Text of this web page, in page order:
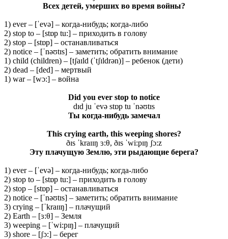
Всех детей, умерших во время войны?
1) ever – [ˈevə] – когда-нибудь; когда-либо
2) stop to – [stɒp tu:] – приходить в голову
2) stop – [stɒp] – останавливаться
2) notice – [ˈnəʊtɪs] – заметить; обратить внимание
1) child (children) – [tʃaɪld (ˈtʃɪldrən)] – ребенок (дети)
2) dead – [ded] – мертвый
1) war – [wɔ:] – война
Did you ever stop to notice
dɪd ju ˈevə stɒp tu ˈnəʊtɪs
Ты когда-нибудь замечал
This crying earth, this weeping shores?
ðɪs ˈkraɪɪŋ ɜ:θ, ðɪs ˈwi:pɪŋ ʃɔ:z
Эту плачущую Землю, эти рыдающие берега?
1) ever – [ˈevə] – когда-нибудь; когда-либо
2) stop to – [stɒp tu:] – приходить в голову
2) stop – [stɒp] – останавливаться
2) notice – [ˈnəʊtɪs] – заметить; обратить внимание
3) crying – [ˈkraɪɪŋ] – плачущий
2) Earth – [ɜ:θ] – Земля
3) weeping – [ˈwi:pɪŋ] – плачущий
3) shore – [ʃɔ:] – берег